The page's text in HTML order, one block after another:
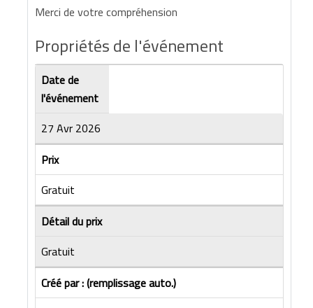
Merci de votre compréhension
Propriétés de l'événement
Date de
l'événement
27 Avr 2026
Prix
Gratuit
Détail du prix
Gratuit
Créé par : (remplissage auto.)